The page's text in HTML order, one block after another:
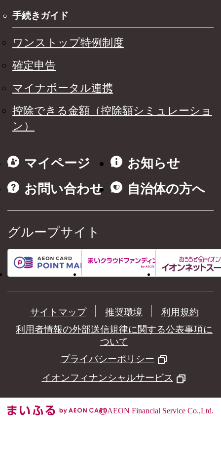
手続きガイド
ワンストップ特例制度
確定申告
マイナポータル連携
控除できる金額（控除額シミュレーショ
ン）
マイページ
お知らせ
お問い合わせ
自治体の方へ
グループサイト
サイトマップ 推奨環境
利用規約
利用者情報の外部送信規律に関する公表事項に
ついて
プライバシーポリシー
イオンフィナンシャルサービス
©AEON Financial Service Co.,Ltd.